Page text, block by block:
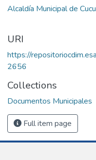
Alcaldía Municipal de
URI
https://
2656
Collections
Documentos Municipales
Full item page